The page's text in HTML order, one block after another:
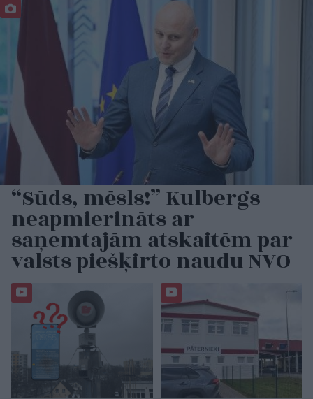
“Sūds, mēsls!” Kulbergs
neapmierināts ar
saņemtajām atskaitēm par
valsts piešķirto naudu NVO